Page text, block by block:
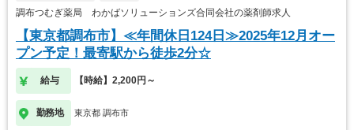
調布つむぎ薬局 わかばソリューションズ合同会社の薬剤師求人
【東京都調布市】≪年間休日124日≫2025年12月オー
プン予定！最寄駅から徒歩2分☆
給与 【時給】2,200円～
勤務地 東京都 調布市